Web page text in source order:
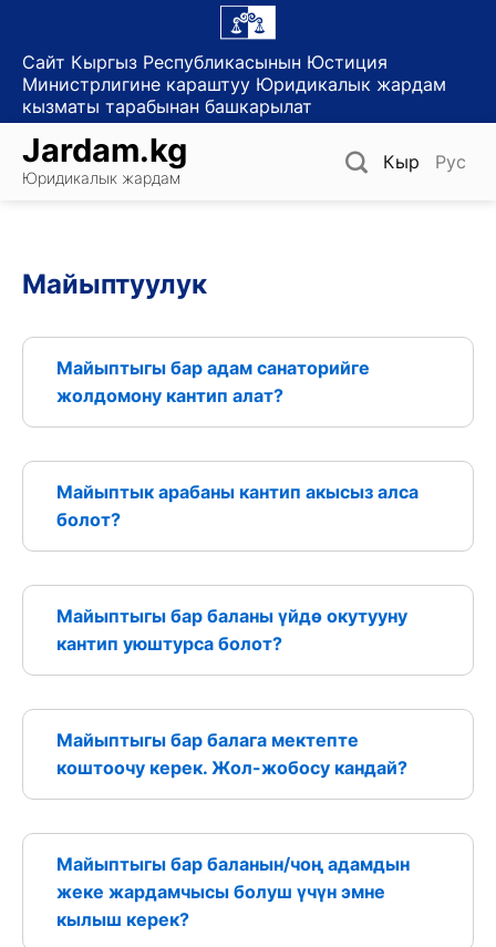
content
Сайт Кыргыз Республикасынын Юстиция
Министрлигине караштуу Юридикалык жардам
кызматы тарабынан башкарылат
Jardam.kg
Юридикалык жардам
Кыр Рус
Майыптуулук
Майыптыгы бар адам санаторийге
жолдомону кантип алат?
Майыптык арабаны кантип акысыз алса
болот?
Майыптыгы бар баланы үйдө окутууну
кантип уюштурса болот?
Майыптыгы бар балага мектепте
коштоочу керек. Жол-жобосу кандай?
Майыптыгы бар баланын/чоң адамдын
жеке жардамчысы болуш үчүн эмне
кылыш керек?